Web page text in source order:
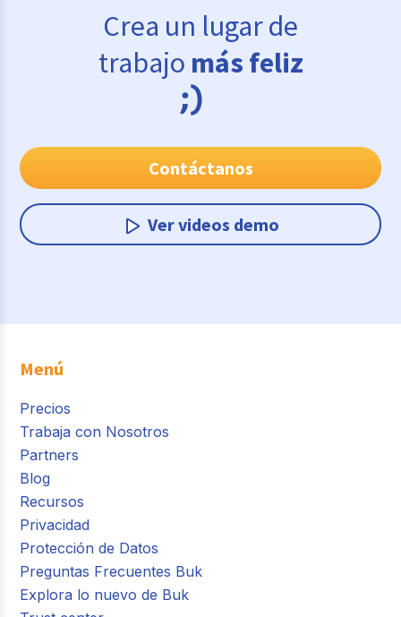
Crea un lugar de
trabajo más feliz
Contáctanos
Ver videos demo
Menú
Precios
Trabaja con Nosotros
Partners
Blog
Recursos
Privacidad
Protección de Datos
Preguntas Frecuentes Buk
Explora lo nuevo de Buk